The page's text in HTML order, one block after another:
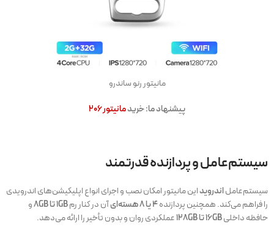
مانیتور رنو ساندرو
پیشنهاد ما: خریدمانیتور ۲۰۶
سیستم‌عامل و پردازنده قدرتمند
سیستم‌عاملاندرویداین مانیتور امکان نصب و اجرای انواع اپلیکیشن‌های اندرویدی
را فراهم می‌کند. همچنین پردازنده۴ یا ۸ هسته‌ای آن در کنار رم1GB تا 8GB
و
حافظه داخلی16GB تا 128GB عملکردی روان و بدون تأخیر را ارائه می‌دهد.